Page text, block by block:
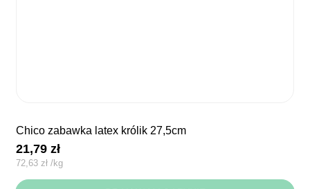
chico zabawka latex królik 27,5cm
21,79zł
72,63 zł /kg